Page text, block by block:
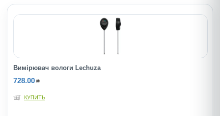
Вимiрювач вологи Lechuza
728.00 ₴
КУПИТЬ